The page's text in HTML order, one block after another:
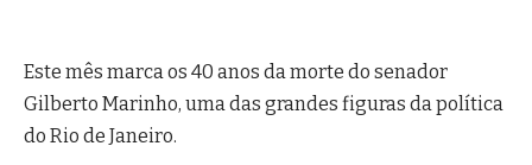
Este mês marca os 40 anos da morte do senador
Gilberto Marinho, uma das grandes figuras da política
do Rio de Janeiro.